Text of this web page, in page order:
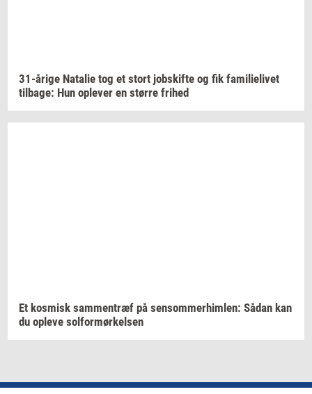
31-​årige Na­ta­lie tog et stort jobs­kif­te og fik fa­mi­li­e­li­vet
til­ba­ge: Hun op­le­ver en stør­re fri­hed
Et kos­misk sam­men­træf på sen­som­mer­him­len: Sådan kan
du op­le­ve sol­for­mør­kel­sen